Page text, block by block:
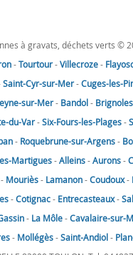
à gravats, déchets verts ©
-Tourtour-Villecroze-
Saint-Cyr-sur-Mer-Cuges-les-
sur-Mer- Bandol- Brignoles
du-Var-Six-Fours-les-Plages-
- Roquebrune-sur-Argens-
Martigues-Alleins-Aurons-
- Mouriès- Lamanon-Coudoux-
-Cotignac- Entrecasteaux-
- La Môle-Cavalaire-sur-
- Mollégès-Saint-Andiol-